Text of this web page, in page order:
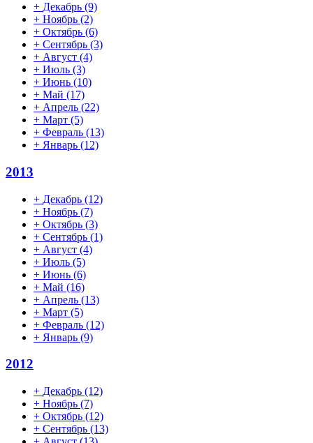
+ Декабрь (9)
+ Ноябрь (2)
+ Октябрь (6)
+ Сентябрь (3)
+ Август (4)
+ Июль (3)
+ Июнь (10)
+ Май (17)
+ Апрель (22)
+ Март (5)
+ Февраль (13)
+ Январь (12)
2013
+ Декабрь (12)
+ Ноябрь (7)
+ Октябрь (3)
+ Сентябрь (1)
+ Август (4)
+ Июль (5)
+ Июнь (6)
+ Май (16)
+ Апрель (13)
+ Март (5)
+ Февраль (12)
+ Январь (9)
2012
+ Декабрь (12)
+ Ноябрь (7)
+ Октябрь (12)
+ Сентябрь (13)